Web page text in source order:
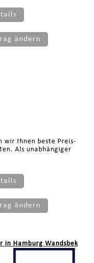
ändern
Ihnen beste Preis-
Als unabhängiger
ändern
in Hamburg Wandsbek